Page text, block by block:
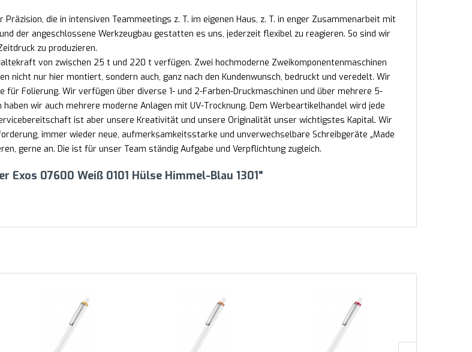
die in intensiven Teammeetings z. T. im eigenen Haus, z. T. in enger Zusammenarbeit mit
der angeschlossene Werkzeugbau gestatten es uns, jederzeit flexibel zu reagieren. So sind wir
zu produzieren.
von zwischen 25 t und 220 t verfügen. Zwei hochmoderne Zweikomponentenmaschinen
nicht nur hier montiert, sondern auch, ganz nach den Kundenwunsch, bedruckt und veredelt. Wir
Folierung. Wir verfügen über diverse 1- und 2-Farben-Druckmaschinen und über mehrere 5-
wir auch mehrere moderne Anlagen mit UV-Trocknung. Dem Werbeartikelhandel wird jede
ist aber unsere Kreativität und unsere Originalität unser wichtigstes Kapital. Wir
immer wieder neue, aufmerksamkeitsstarke und unverwechselbare Schreibgeräte „Made
gerne an. Die ist für unser Team ständig Aufgabe und Verpflichtung zugleich.
07600 Weiß 0101 Hülse Himmel-Blau 1301"